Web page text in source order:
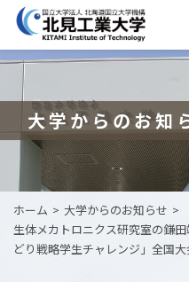
大学からのお知
ホーム
大学からのお知らせ
生体メカトロニクス研究室の鎌
どり戦略学生チャレンジ」全国